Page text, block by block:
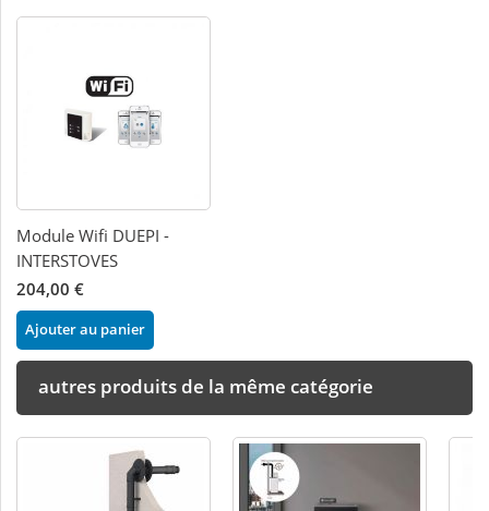
Module Wifi DUEPI -
INTERSTOVES
204,00 €
Ajouter au panier
autres produits de la même catégorie